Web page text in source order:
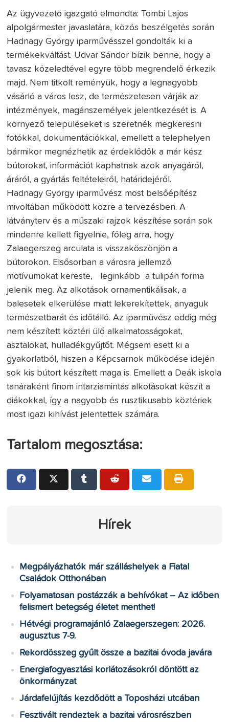
Az ügyvezető igazgató elmondta: Tombi Lajos
alpolgármester javaslatára, közös beszélgetés során
Hadnagy György iparművésszel gondolták ki a
termékekváltást. Udvar Sándor bízik benne, hogy a
tavasz közeledtével egyre több megrendelő érkezik
majd. Nem titkolt reményük, hogy a legnagyobb
vásárló a város lesz, de természetesen várják az
intézmények, magánszemélyek jelentkezését is. A
környező településeket is szeretnék megkeresni
fotókkal, dokumentációkkal, emellett a telephelyen
bármikor megnézhetik az érdeklődők a már kész
bútorokat, információt kaphatnak azok anyagáról,
áráról, a gyártás feltételeiről, határidejéről.
Hadnagy György iparművész most belsőépítész
mivoltában működött közre a tervezésben. A
látványterv és a műszaki rajzok készítése során sok
mindenre kellett figyelnie, főleg arra, hogy
Zalaegerszeg arculata is visszaköszönjön a
bútorokon. Elsősorban a városra jellemző
motívumokat kereste, leginkább a tulipán forma
jelenik meg. Az alkotások ornamentikálisak, a
balesetek elkerülése miatt lekerekítettek, anyaguk
természetbarát és időtálló. Az iparművész eddig még
nem készített köztéri ülő alkalmatosságokat,
asztalokat, hulladékgyűjtőt. Mégsem esett ki a
gyakorlatból, hiszen a Képcsarnok működése idején
sok kis bútort készített maga is. Emellett a Deák iskola
tanáraként finom intarziamintás alkotásokat készít a
diákokkal, így a nagyobb és rusztikusabb köztériek
most igazi kihívást jelentettek számára.
Tartalom megosztása:
Hírek
Megpályázhatók már szálláshelyek a Fiatal
Családok Otthonában
Folyamatosan postázzák a behívókat – Az időben
felismert betegség életet menthet!
Hétvégi programajánló Zalaegerszegen: 2026.
augusztus 7-9.
Rekordösszeg gyűlt össze a bazitai óvoda javára
Energiafogyasztási korlátozásokról döntött az
önkormányzat
Járdafelújítás kezdődött a Toposházi utcában
Fesztivált rendeztek a bazitai városrészben